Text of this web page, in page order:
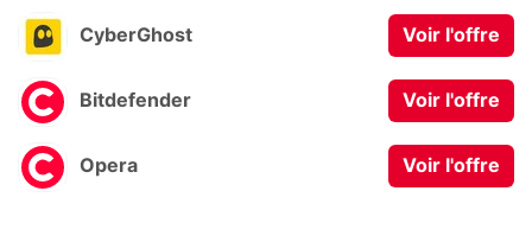
CyberGhost Voir l'offre
Bitdefender Voir l'offre
Opera Voir l'offre